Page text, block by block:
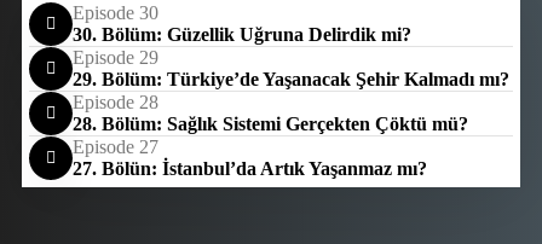
Episode 30
30. Bölüm: Güzellik Uğruna Delirdik mi?
Episode 29
29. Bölüm: Türkiye’de Yaşanacak Şehir Kalmadı mı?
Episode 28
28. Bölüm: Sağlık Sistemi Gerçekten Çöktü mü?
Episode 27
27. Bölün: İstanbul’da Artık Yaşanmaz mı?